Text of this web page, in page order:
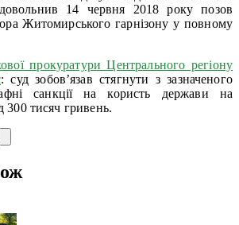
14 червня 2018 року позов
Житомирського гарнізону у повному
прокуратури Центрального регіону
: суд зобов’язав стягнути з зазначеного
санкції на користь держави на
300 тисяч гривень.